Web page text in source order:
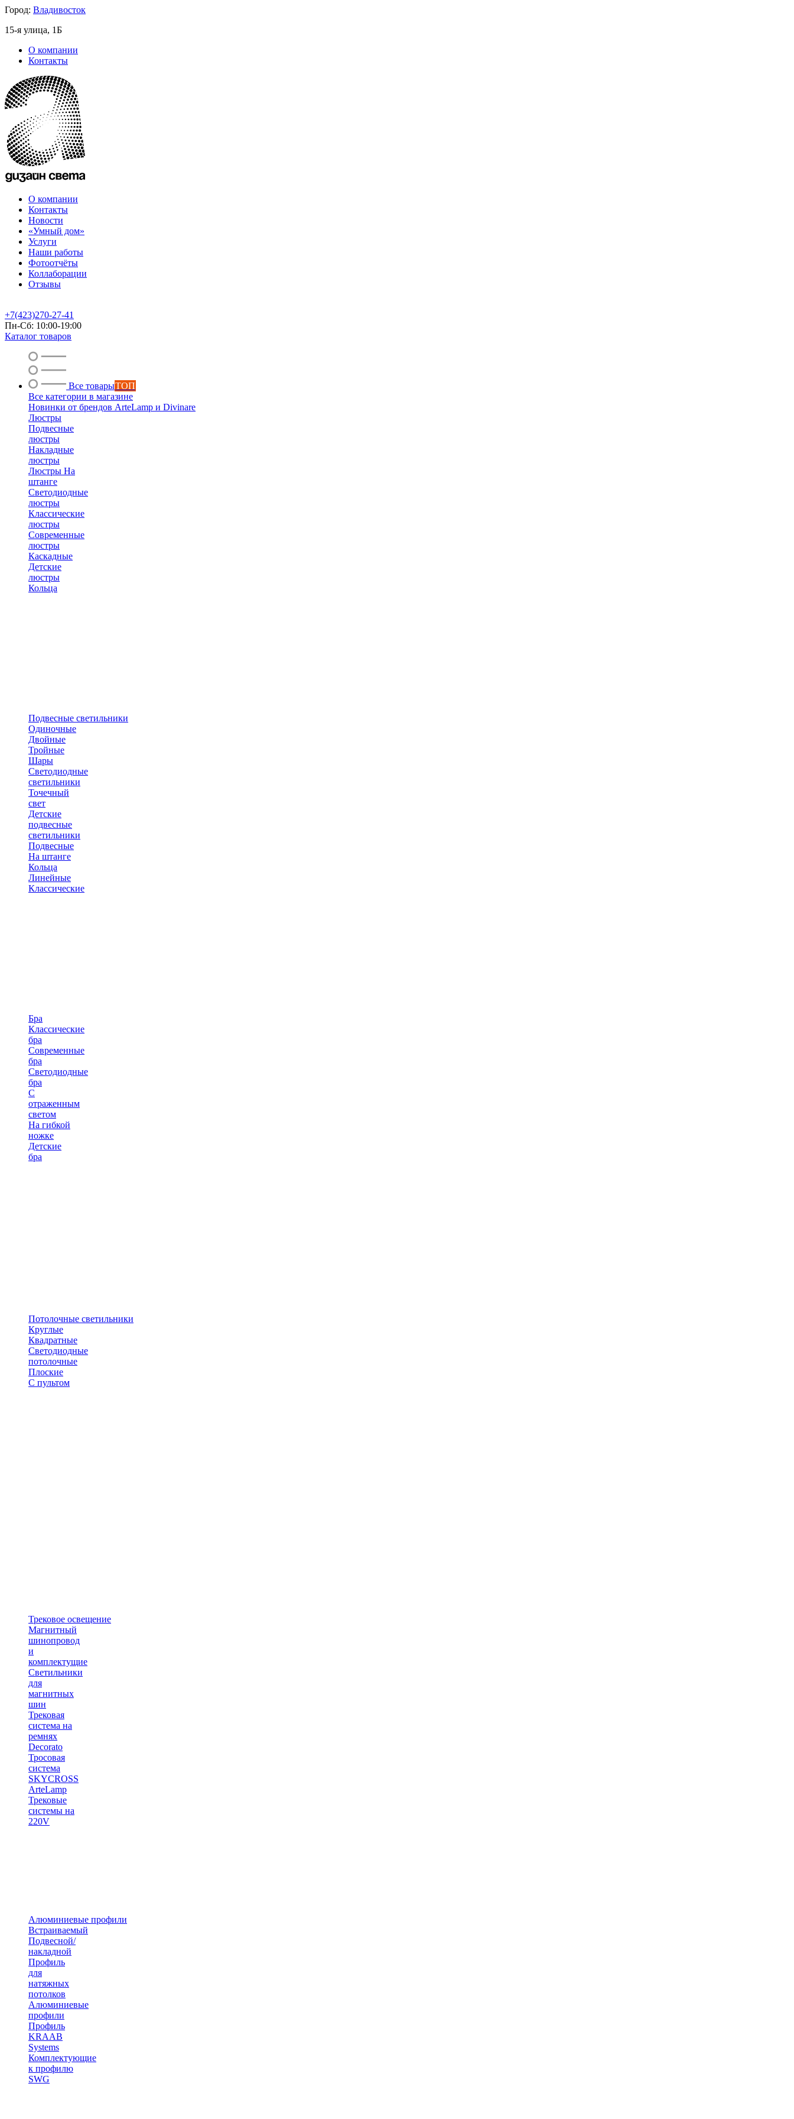
Город: Владивосток
15-я улица, 1Б
О компании
Контакты
О компании
Контакты
Новости
«Умный дом»
Услуги
Наши работы
Фотоотчёты
Коллаборации
Отзывы
+7(423)270-27-41
Пн-Сб: 10:00-19:00
Каталог товаров
Все товарыТОП
Все категории в магазине
Новинки от брендов ArteLamp и Divinare
Люстры
Подвесные
люстры
Накладные
люстры
Люстры На
штанге
Светодиодные
люстры
Классические
люстры
Современные
люстры
Каскадные
Детские
люстры
Кольца
Подвесные светильники
Одиночные
Двойные
Тройные
Шары
Светодиодные
светильники
Точечный
свет
Детские
подвесные
светильники
Подвесные
На штанге
Кольца
Линейные
Классические
Бра
Классические
бра
Современные
бра
Светодиодные
бра
С
отраженным
светом
На гибкой
ножке
Детские
бра
Потолочные светильники
Круглые
Квадратные
Светодиодные
потолочные
Плоские
С пультом
Трековое освещение
Магнитный
шинопровод
и
комплектущие
Светильники
для
магнитных
шин
Трековая
система на
ремнях
Decorato
Тросовая
система
SKYCROSS
ArteLamp
Трековые
системы на
220V
Алюминиевые профили
Встраиваемый
Подвесной/
накладной
Профиль
для
натяжных
потолков
Алюминиевые
профили
Профиль
KRAAB
Systems
Комплектующие
к профилю
SWG